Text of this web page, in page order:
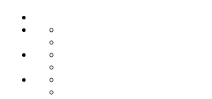
Saltar
Administración
Capacitación
Desarrollo